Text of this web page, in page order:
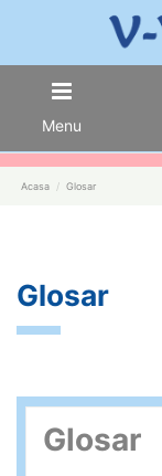
Menu
Acasa Glosar
Glosar
Glosar